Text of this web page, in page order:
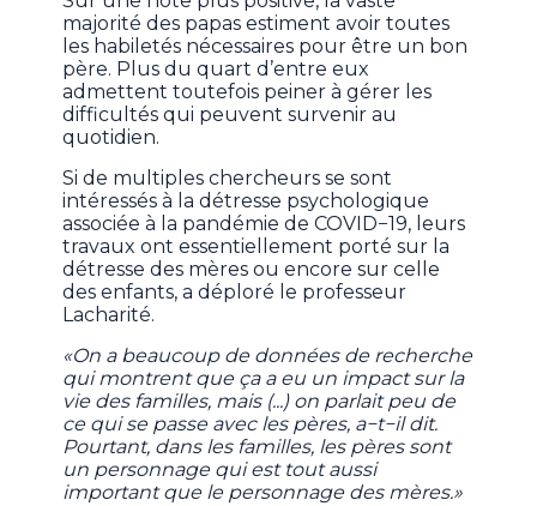
majorité des papas estiment avoir toutes
les habiletés nécessaires pour être un bon
père. Plus du quart d’entre eux
admettent toutefois peiner à gérer les
difficultés qui peuvent survenir au
quotidien.
Si de multiples chercheurs se sont
intéressés à la détresse psychologique
associée à la pandémie de COVID−19, leurs
travaux ont essentiellement porté sur la
détresse des mères ou encore sur celle
des enfants, a déploré le professeur
Lacharité.
«On a beaucoup de données de recherche
qui montrent que ça a eu un impact sur la
vie des familles, mais (...) on parlait peu de
ce qui se passe avec les pères, a−t−il dit.
Pourtant, dans les familles, les pères sont
un personnage qui est tout aussi
important que le personnage des mères.»